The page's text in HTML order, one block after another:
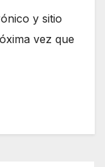
y sitio
vez que